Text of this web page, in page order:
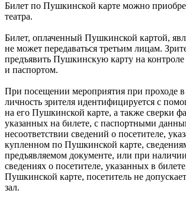
Билет по Пушкинской карте можно
театра.
Билет, оплаченный Пушкинской картой,
не может передаваться третьим лицам.
предъявить Пушкинскую карту на контроле
и паспортом.
При посещении мероприятия при проходе в
личность зрителя идентифицируется с
на его Пушкинской карте, а также сверки
указанных на билете, с паспортными
несоответствии сведений о посетителе,
купленном по Пушкинской карте,
предъявляемом документе, или при
сведениях о посетителе, указанных в
Пушкинской карте, посетитель не
зал.